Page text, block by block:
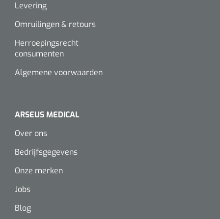
Levering
Omruilingen & retours
Herroepingsrecht
consumenten
Algemene voorwaarden
ARSEUS MEDICAL
Over ons
Bedrijfsgegevens
Onze merken
Jobs
Blog